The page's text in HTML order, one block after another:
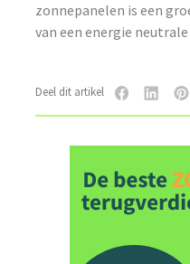
zonnepanelen is een
van een energie
Deel dit artikel